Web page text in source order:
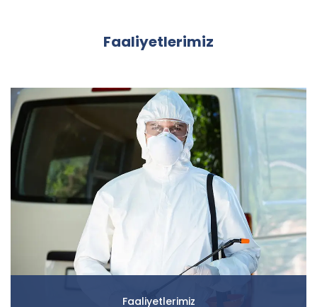
Faaliyetlerimiz
Faaliyetlerimiz